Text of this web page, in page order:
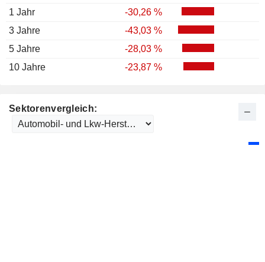
1 Jahr
-30,26 %
3 Jahre
-43,03 %
5 Jahre
-28,03 %
10 Jahre
-23,87 %
Sektorenvergleich: